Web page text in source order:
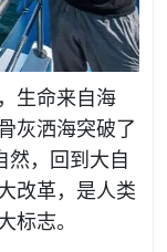
生命来自海
灰洒海突破了
然，回到大自
改革，是人类
标志。